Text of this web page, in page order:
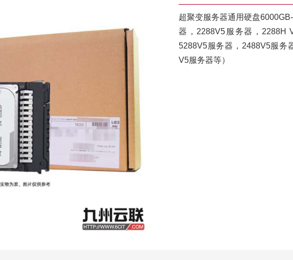
超聚变服务器通用硬盘
器，2288V5服务器，2288H
5288V5服务器，2488V5服务
V5服务器等）